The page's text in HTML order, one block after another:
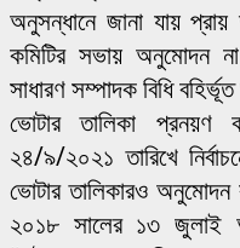
অনুসন্ধানে জানা যায়
কমিটির সভায় অনুমোদন
সাধারণ সম্পাদক বিধি
ভোটার তালিকা প্রনয়ণ
২৪/৯/২০২১ তারিখে
ভোটার তালিকারও অনুমোদন
২০১৮ সালের ১৩ জুলাই